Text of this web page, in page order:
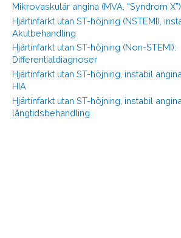
Mikrovaskulär angina (MVA, “Syndrom X”)
Hjärtinfarkt utan ST-höjning (NSTEMI),
Akutbehandling
Hjärtinfarkt utan ST-höjning (Non-STEMI):
Differentialdiagnoser
Hjärtinfarkt utan ST-höjning, instabil
HIA
Hjärtinfarkt utan ST-höjning, instabil
långtidsbehandling